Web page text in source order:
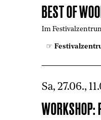
BEST OF
Im
Sa, 27.06.,
WORKSHOP: